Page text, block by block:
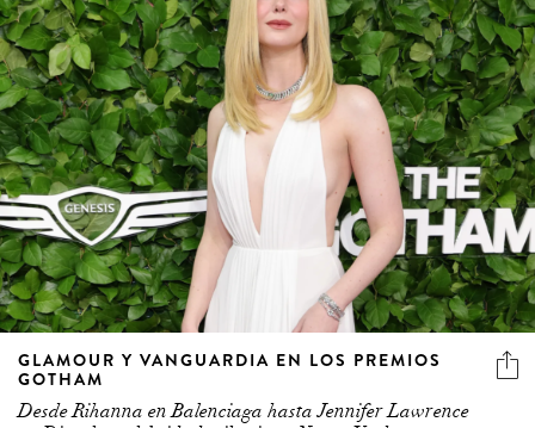
GLAMOUR Y VANGUARDIA EN LOS PREMIOS
GOTHAM
Desde Rihanna en Balenciaga hasta Jennifer Lawrence